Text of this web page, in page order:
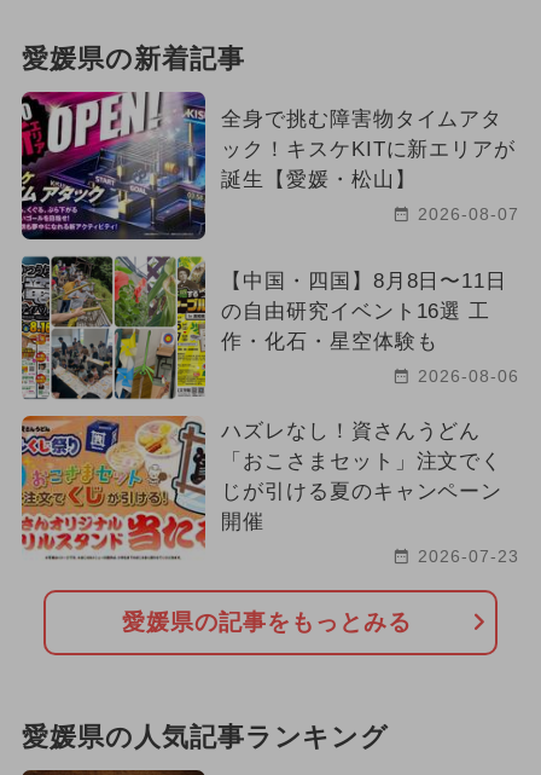
愛媛県の新着記事
全身で挑む障害物タイムアタ
ック！キスケKITに新エリアが
誕生【愛媛・松山】
2026-08-07
【中国・四国】8月8日〜11日
の自由研究イベント16選 工
作・化石・星空体験も
2026-08-06
ハズレなし！資さんうどん
「おこさまセット」注文でく
じが引ける夏のキャンペーン
開催
2026-07-23
愛媛県の記事をもっとみる
愛媛県の人気記事ランキング